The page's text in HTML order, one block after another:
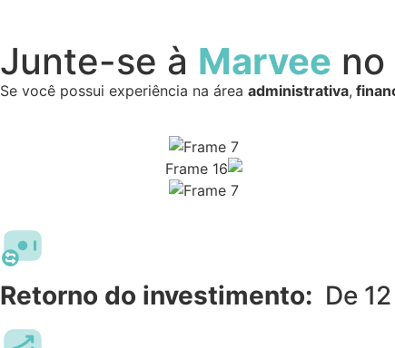
Junte-se à Marvee no
Se você possui experiência na área administrativa,
Retorno do investimento: De